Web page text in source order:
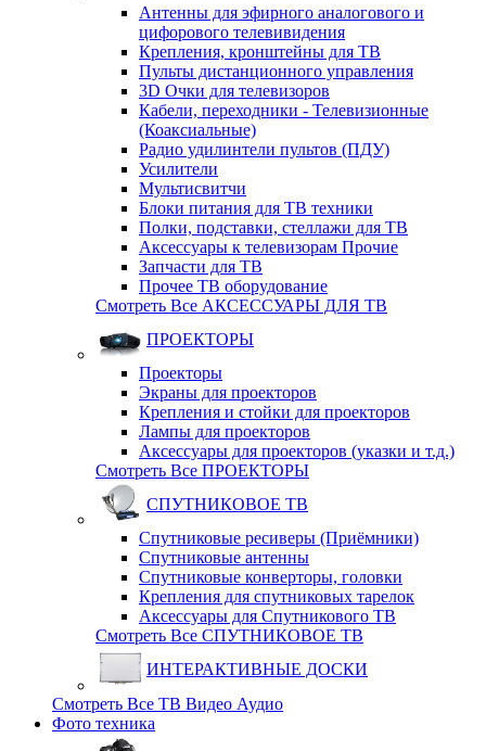
Антенны для эфирного аналогового и
цифорового телевивидения
Крепления, кронштейны для ТВ
Пульты дистанционного управления
3D Очки для телевизоров
Кабели, переходники - Телевизионные
(Коаксиальные)
Радио удилинтели пультов (ПДУ)
Усилители
Мультисвитчи
Блоки питания для ТВ техники
Полки, подставки, стеллажи для ТВ
Аксессуары к телевизорам Прочие
Запчасти для ТВ
Прочее ТВ оборудование
Смотреть Все АКСЕССУАРЫ ДЛЯ ТВ
ПРОЕКТОРЫ
Проекторы
Экраны для проекторов
Крепления и стойки для проекторов
Лампы для проекторов
Аксессуары для проекторов (указки и т.д.)
Смотреть Все ПРОЕКТОРЫ
СПУТНИКОВОЕ ТВ
Спутниковые ресиверы (Приёмники)
Спутниковые антенны
Спутниковые конверторы, головки
Крепления для спутниковых тарелок
Аксессуары для Спутникового ТВ
Смотреть Все СПУТНИКОВОЕ ТВ
ИНТЕРАКТИВНЫЕ ДОСКИ
Смотреть Все ТВ Видео Аудио
Фото техника